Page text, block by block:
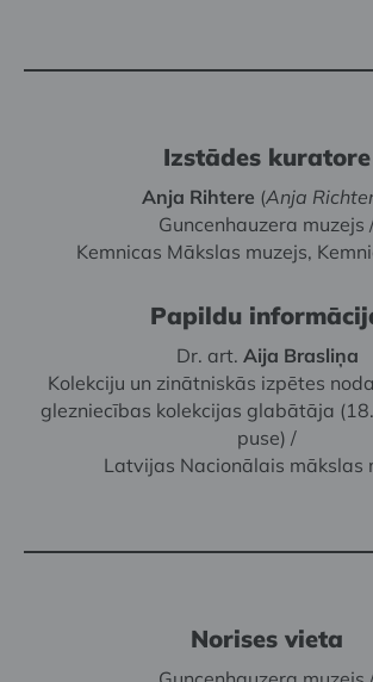
Izstādes kuratore
Anja Rihtere (Anja
Guncenhauzera muzejs
Kemnicas Mākslas muzejs,
Papildu
Dr. art. Aija Brasliņa
Kolekciju un zinātniskās izpētes
glezniecības kolekcijas glabātāja
puse) /
Latvijas Nacionālais mākslas
Norises vieta